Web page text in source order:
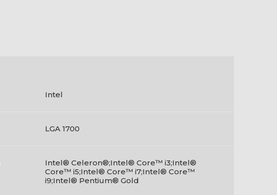
Intel
LGA 1700
Intel® Celeron®;Intel® Core™ i3;Intel®
Core™ i5;Intel® Core™ i7;Intel® Core™
i9;Intel® Pentium® Gold